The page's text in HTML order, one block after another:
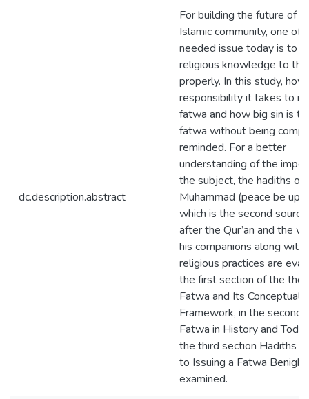
dc.description.abstract
For building the future of
Islamic community, one of
needed issue today is to
religious knowledge to
properly. In this study, how
responsibility it takes to
fatwa and how big sin is to
fatwa without being
reminded. For a better
understanding of the
the subject, the hadiths of
Muhammad (peace be
which is the second
after the Qur’an and the
his companions along with
religious practices are
the first section of the
Fatwa and Its Conceptual
Framework, in the second
Fatwa in History and
the third section Hadiths
to Issuing a Fatwa
examined.